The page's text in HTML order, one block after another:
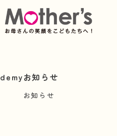
お知らせ
お知らせ